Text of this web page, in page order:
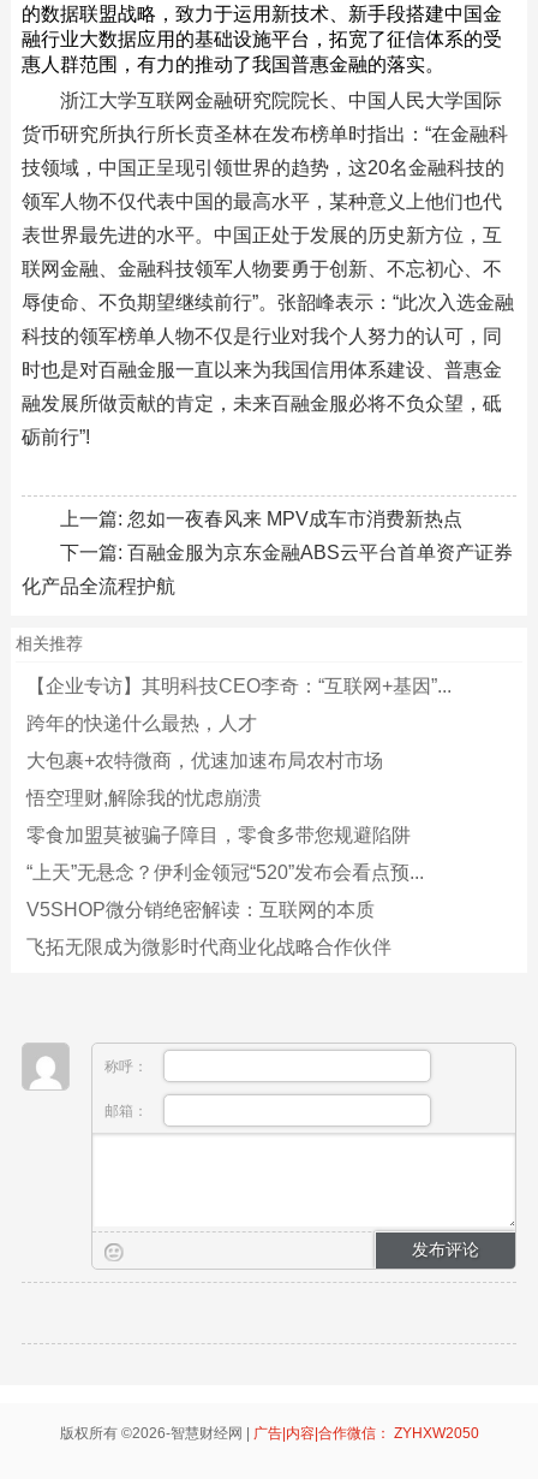
的数据联盟战略，致力于运用新技术、新手段搭建中国金
融行业大数据应用的基础设施平台，拓宽了征信体系的受
惠人群范围，有力的推动了我国普惠金融的落实。
浙江大学互联网金融研究院院长、中国人民大学国际
货币研究所执行所长贲圣林在发布榜单时指出：“在金融科
技领域，中国正呈现引领世界的趋势，这20名金融科技的
领军人物不仅代表中国的最高水平，某种意义上他们也代
表世界最先进的水平。中国正处于发展的历史新方位，互
联网金融、金融科技领军人物要勇于创新、不忘初心、不
辱使命、不负期望继续前行”。张韶峰表示：“此次入选金融
科技的领军榜单人物不仅是行业对我个人努力的认可，同
时也是对百融金服一直以来为我国信用体系建设、普惠金
融发展所做贡献的肯定，未来百融金服必将不负众望，砥
砺前行”!
上一篇: 忽如一夜春风来 MPV成车市消费新热点
下一篇: 百融金服为京东金融ABS云平台首单资产证券
化产品全流程护航
相关推荐
【企业专访】其明科技CEO李奇：“互联网+基因”...
跨年的快递什么最热，人才
大包裹+农特微商，优速加速布局农村市场
悟空理财,解除我的忧虑崩溃
零食加盟莫被骗子障目，零食多带您规避陷阱
“上天”无悬念？伊利金领冠“520”发布会看点预...
V5SHOP微分销绝密解读：互联网的本质
飞拓无限成为微影时代商业化战略合作伙伴
称呼：
邮箱：
版权所有 ©2026-智慧财经网 | 广告|内容|合作微信： ZYHXW2050